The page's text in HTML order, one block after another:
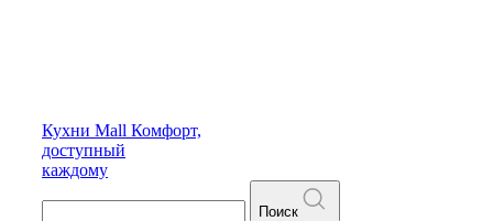
Кухни Mall Комфорт,
доступный
каждому
Поиск